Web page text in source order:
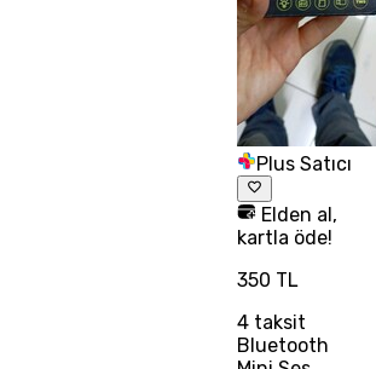
Plus Satıcı
Elden al,
kartla öde!
350 TL
4 taksit
Bluetooth